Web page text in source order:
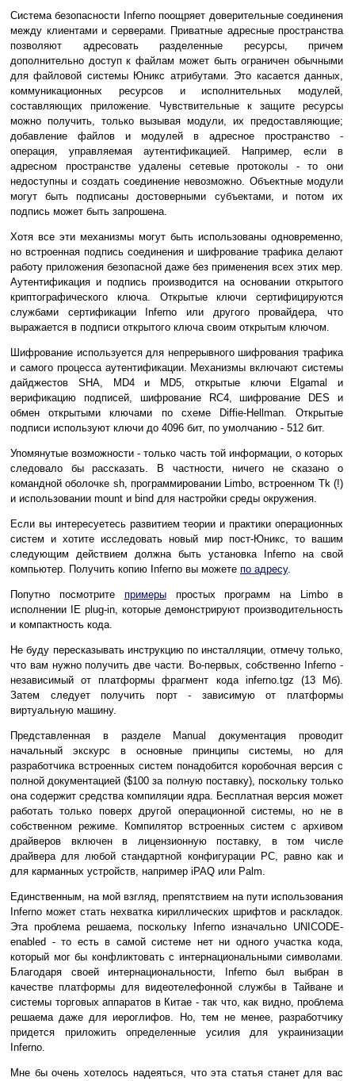
Система безопасности Inferno поощряет доверительные соединения
между клиентами и серверами. Приватные адресные пространства
позволяют адресовать разделенные ресурсы, причем
дополнительно доступ к файлам может быть ограничен обычными
для файловой системы Юникс атрибутами. Это касается данных,
коммуникационных ресурсов и исполнительных модулей,
составляющих приложение. Чувствительные к защите ресурсы
можно получить, только вызывая модули, их предоставляющие;
добавление файлов и модулей в адресное пространство -
операция, управляемая аутентификацией. Например, если в
адресном пространстве удалены сетевые протоколы - то они
недоступны и создать соединение невозможно. Объектные модули
могут быть подписаны достоверными субъектами, и потом их
подпись может быть запрошена.
Хотя все эти механизмы могут быть использованы одновременно,
но встроенная подпись соединения и шифрование трафика делают
работу приложения безопасной даже без применения всех этих мер.
Аутентификация и подпись производится на основании открытого
криптографического ключа. Открытые ключи сертифицируются
службами сертификации Inferno или другого провайдера, что
выражается в подписи открытого ключа своим открытым ключом.
Шифрование используется для непрерывного шифрования трафика
и самого процесса аутентификации. Механизмы включают системы
дайджестов SHA, MD4 и MD5, открытые ключи Elgamal и
верификацию подписей, шифрование RC4, шифрование DES и
обмен открытыми ключами по схеме Diffie-Hellman. Открытые
подписи используют ключи до 4096 бит, по умолчанию - 512 бит.
Упомянутые возможности - только часть той информации, о которых
следовало бы рассказать. В частности, ничего не сказано о
командной оболочке sh, программировании Limbo, встроенном Tk (!)
и использовании mount и bind для настройки среды окружения.
Если вы интересуетесь развитием теории и практики операционных
систем и хотите исследовать новый мир пост-Юникс, то вашим
следующим действием должна быть установка Inferno на свой
компьютер. Получить копию Inferno вы можете по адресу.
Попутно посмотрите примерыпростых программ на Limbo в
исполнении IE plug-in, которые демонстрируют производительность
и компактность кода.
Не буду пересказывать инструкцию по инсталляции, отмечу только,
что вам нужно получить две части. Во-первых, собственно Inferno -
независимый от платформы фрагмент кода inferno.tgz (13 Мб).
Затем следует получить порт - зависимую от платформы
виртуальную машину.
Представленная в разделе Manual документация проводит
начальный экскурс в основные принципы системы, но для
разработчика встроенных систем понадобится коробочная версия с
полной документацией ($100 за полную поставку), поскольку только
она содержит средства компиляции ядра. Бесплатная версия может
работать только поверх другой операционной системы, но не в
собственном режиме. Компилятор встроенных систем с архивом
драйверов включен в лицензионную поставку, в том числе
драйвера для любой стандартной конфигурации PC, равно как и
для карманных устройств, например iPAQ или Palm.
Единственным, на мой взгляд, препятствием на пути использования
Inferno может стать нехватка кириллических шрифтов и раскладок.
Эта проблема решаема, поскольку Inferno изначально UNICODE-
enabled - то есть в самой системе нет ни одного участка кода,
который мог бы конфликтовать с интернациональными символами.
Благодаря своей интернациональности, Inferno был выбран в
качестве платформы для видеотелефонной службы в Тайване и
системы торговых аппаратов в Китае - так что, как видно, проблема
решаема даже для иероглифов. Но, тем не менее, разработчику
придется приложить определенные усилия для украинизации
Inferno.
Мне бы очень хотелось надеяться, что эта статья станет для вас